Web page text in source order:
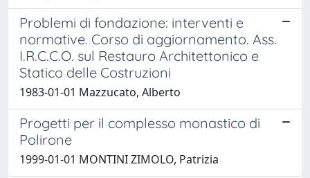
Problemi di fondazione: interventi e
normative. Corso di aggiornamento. Ass.
I.R.C.C.O. sul Restauro Architettonico e
Statico delle Costruzioni
1983-01-01 Mazzucato, Alberto
Progetti per il complesso monastico di
Polirone
1999-01-01 MONTINI ZIMOLO, Patrizia